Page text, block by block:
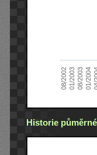
08/200201/200308/200301/2004
Historie